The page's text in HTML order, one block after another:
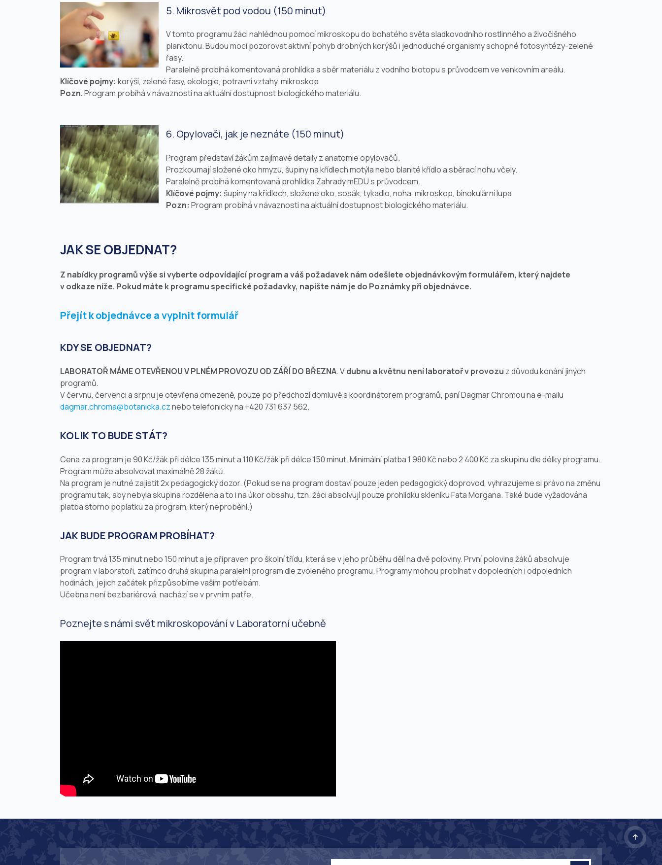
5. Mikrosvět pod vodou (150 minut)
V tomto programu žáci nahlédnou pomocí mikroskopu do bohatého světa sladkovodního rostlinného a živočišného
planktonu. Budou moci pozorovat aktivní pohyb drobných korýšů i jednoduché organismy schopné fotosyntézy-zelené
řasy.
Paralelně probíhá komentovaná prohlídka a sběr materiálu z vodního biotopu s průvodcem ve venkovním areálu.
Klíčové pojmy: korýši, zelené řasy, ekologie, potravní vztahy, mikroskop
Pozn.Program probíhá v návaznosti na aktuální dostupnost biologického materiálu.
6. Opylovači, jak je neznáte (150 minut)
Program představí žákům zajímavé detaily z anatomie opylovačů.
Prozkoumají složené oko hmyzu, šupiny na křídlech motýla nebo blanité křídlo a sběrací nohu včely.
Paralelně probíhá komentovaná prohlídka Zahrady mEDU s průvodcem.
Klíčové pojmy: šupiny na křídlech, složené oko, sosák, tykadlo, noha, mikroskop, binokulární lupa
Pozn: Program probíhá v návaznosti na aktuální dostupnost biologického materiálu.
JAK SE OBJEDNAT?
Z nabídky programůvýše si vyberte odpovídající program a váš požadavek nám odešlete objednávkovým formulářem, který najdete
v odkaze níže. Pokud máte k programu specifické požadavky, napište nám je do Poznámky při objednávce.
Přejít k objednávce a vyplnit formulář
KDY SE OBJEDNAT?
LABORATOŘ MÁME OTEVŘENOU V PLNÉM PROVOZU OD ZÁŘÍ DO BŘEZNA. Vdubnu a květnu není laboratoř v provozu z důvodu konání jiných
programů.
V červnu, červenci a srpnu je otevřena omezeně, pouze po předchozí domluvě s koordinátorem programů, paní Dagmar Chromou na e-mailu
dagmar.chroma@botanicka.cznebo telefonicky na +420 731 637 562.
KOLIK TO BUDE STÁT?
Cena za program je 90 Kč/žák při délce 135 minut a 110 Kč/žák při délce 150 minut. Minimální platba 1 980 Kč nebo 2 400 Kč za skupinu dle délky programu.
Program může absolvovat maximálně 28 žáků.
Na program je nutné zajistit 2x pedagogický dozor. (Pokud se na program dostaví pouze jeden pedagogický doprovod, vyhrazujeme si právo na změnu
programu tak, aby nebyla skupina rozdělena a to i na úkor obsahu, tzn. žáci absolvují pouze prohlídku skleníku Fata Morgana. Také bude vyžadována
platba storno poplatku za program, který neproběhl.)
JAK BUDE PROGRAM PROBÍHAT?
Program trvá 135 minut nebo 150 minut a je připraven pro školní třídu, která se v jeho průběhu dělí na dvě poloviny. První polovina žáků absolvuje
program v laboratoři, zatímco druhá skupina paralelní program dle zvoleného programu. Programy mohou probíhat v dopoledních i odpoledních
hodinách, jejich začátek přizpůsobíme vašim potřebám.
Učebna není bezbariérová, nachází se v prvním patře.
Poznejte s námi svět mikroskopování v Laboratorní učebně